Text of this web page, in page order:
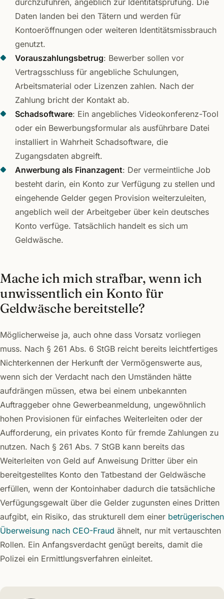
Daten landen bei den Tätern und werden für
Kontoeröffnungen oder weiteren Identitätsmissbrauch
genutzt.
Vorauszahlungsbetrug: Bewerber sollen vor
Vertragsschluss für angebliche Schulungen,
Arbeitsmaterial oder Lizenzen zahlen. Nach der
Zahlung bricht der Kontakt ab.
Schadsoftware: Ein angebliches Videokonferenz-Tool
oder ein Bewerbungsformular als ausführbare Datei
installiert in Wahrheit Schadsoftware, die
Zugangsdaten abgreift.
Anwerbung als Finanzagent: Der vermeintliche Job
besteht darin, ein Konto zur Verfügung zu stellen und
eingehende Gelder gegen Provision weiterzuleiten,
angeblich weil der Arbeitgeber über kein deutsches
Konto verfüge. Tatsächlich handelt es sich um
Geldwäsche.
Mache ich mich strafbar, wenn ich
unwissentlich ein Konto für
Geldwäsche bereitstelle?
Möglicherweise ja, auch ohne dass Vorsatz vorliegen
muss. Nach § 261 Abs. 6 StGB reicht bereits leichtfertiges
Nichterkennen der Herkunft der Vermögenswerte aus,
wenn sich der Verdacht nach den Umständen hätte
aufdrängen müssen, etwa bei einem unbekannten
Auftraggeber ohne Gewerbeanmeldung, ungewöhnlich
hohen Provisionen für einfaches Weiterleiten oder der
Aufforderung, ein privates Konto für fremde Zahlungen zu
nutzen. Nach § 261 Abs. 7 StGB kann bereits das
Weiterleiten von Geld auf Anweisung Dritter über ein
bereitgestelltes Konto den Tatbestand der Geldwäsche
erfüllen, wenn der Kontoinhaber dadurch die tatsächliche
Verfügungsgewalt über die Gelder zugunsten eines Dritten
aufgibt, ein Risiko, das strukturell dem einer betrügerischen
Überweisung nach CEO-Fraud ähnelt, nur mit vertauschten
Rollen. Ein Anfangsverdacht genügt bereits, damit die
Polizei ein Ermittlungsverfahren einleitet.